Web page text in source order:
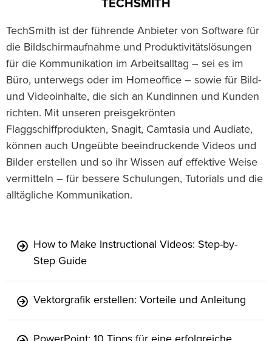
TECHSMITH
TechSmith ist der führende Anbieter von Software für
die Bildschirmaufnahme und Produktivitätslösungen
für die Kommunikation im Arbeitsalltag – sei es im
Büro, unterwegs oder im Homeoffice – sowie für Bild-
und Videoinhalte, die sich an Kundinnen und Kunden
richten. Mit unseren preisgekrönten
Flaggschiffprodukten, Snagit, Camtasia und Audiate,
können auch Ungeübte beeindruckende Videos und
Bilder erstellen und so ihr Wissen auf effektive Weise
vermitteln – für bessere Schulungen, Tutorials und die
alltägliche Kommunikation.
How to Make Instructional Videos: Step-by-
Step Guide
Vektorgrafik erstellen: Vorteile und Anleitung